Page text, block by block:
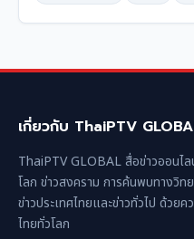
เกี่ยวกับ ThaiPTV
ThaiPTV GLOBAL สื่อข่าวออนไล
โลก ข่าวสงคราม การค้นพบทางวิท
ข่าวประเทศไทยและข่าวทั่วไป ด้วย
ไทยทั่วโลก